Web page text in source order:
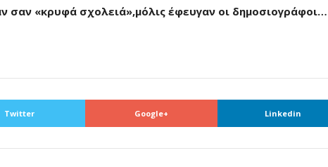
σαν «κρυφά σχολειά»,μόλις έφευγαν οι δημοσιογράφοι…
Twitter Google+ Linkedin